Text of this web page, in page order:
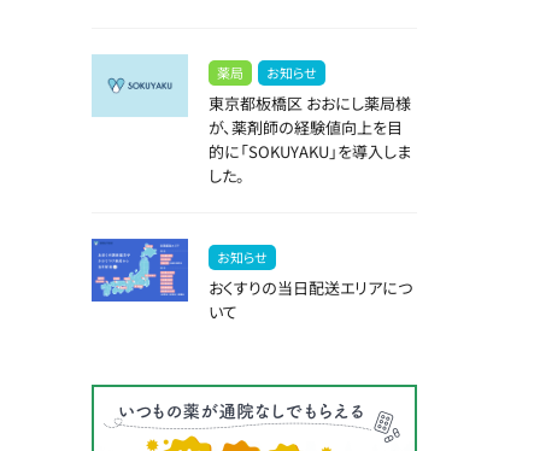
薬局 お知らせ
東京都板橋区 おおにし薬局様
が、薬剤師の経験値向上を目
的に「SOKUYAKU」を導入しま
した。
お知らせ
おくすりの当日配送エリアにつ
いて